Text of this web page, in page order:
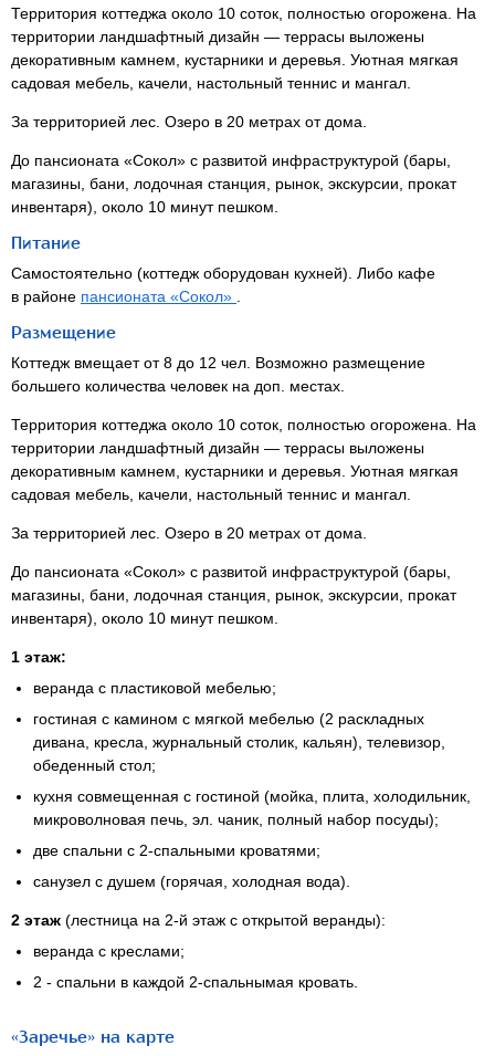
Территория коттеджа около 10 соток, полностью огорожена. На
территории ландшафтный дизайн — террасы выложены
декоративным камнем, кустарники и деревья. Уютная мягкая
садовая мебель, качели, настольный теннис и мангал.
За территорией лес. Озеро в 20 метрах от дома.
До пансионата «Сокол» с развитой инфраструктурой (бары,
магазины, бани, лодочная станция, рынок, экскурсии, прокат
инвентаря), около 10 минут пешком.
Питание
Самостоятельно (коттедж оборудован кухней). Либо кафе
в районе пансионата «Сокол»
Размещение
Коттедж вмещает от 8 до 12 чел. Возможно размещение
большего количества человек на доп. местах.
Территория коттеджа около 10 соток, полностью огорожена. На
территории ландшафтный дизайн — террасы выложены
декоративным камнем, кустарники и деревья. Уютная мягкая
садовая мебель, качели, настольный теннис и мангал.
За территорией лес. Озеро в 20 метрах от дома.
До пансионата «Сокол» с развитой инфраструктурой (бары,
магазины, бани, лодочная станция, рынок, экскурсии, прокат
инвентаря), около 10 минут пешком.
1 этаж:
веранда с пластиковой мебелью;
гостиная с камином с мягкой мебелью (2 раскладных
дивана, кресла, журнальный столик, кальян), телевизор,
обеденный стол;
кухня совмещенная с гостиной (мойка, плита, холодильник,
микроволновая печь, эл. чаник, полный набор посуды);
две спальни с 2-спальными кроватями;
санузел с душем (горячая, холодная вода).
2 этаж (лестница на 2-й этаж с открытой веранды):
веранда с креслами;
2 - спальни в каждой 2-спальнымая кровать.
«Заречье» на карте